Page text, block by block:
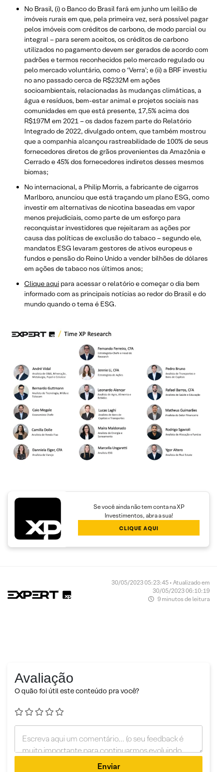
No Brasil, (i) o Banco do Brasil fará em junho um leilão de
imóveis rurais em que, pela primeira vez, será possível pagar
pelos imóveis com créditos de carbono, de modo parcial ou
integral – para serem aceitos, os créditos de carbono
utilizados no pagamento devem ser gerados de acordo com
padrões e termos reconhecidos pelo mercado regulado ou
pelo mercado voluntário, como o ‘Verra’; e (ii) a BRF investiu
no ano passado cerca de R$232M em ações
socioambientais, relacionadas às mudanças climáticas, a
água e resíduos, bem-estar animal e projetos sociais nas
comunidades em que está presente, 17,5% acima dos
R$197M em 2021 – os dados fazem parte do Relatório
Integrado de 2022, divulgado ontem, que também mostrou
que a companhia alcançou rastreabilidade de 100% de seus
fornecedores diretos de grãos provenientes da Amazônia e
Cerrado e 45% dos fornecedores indiretos desses mesmos
biomas;
No internacional, a Philip Morris, a fabricante de cigarros
Marlboro, anunciou que está traçando um plano ESG, como
investir em alternativas de nicotina baseadas em vapor
menos prejudiciais, como parte de um esforço para
reconquistar investidores que rejeitaram as ações por
causa das políticas de exclusão do tabaco – segundo ele,
mandatos ESG levaram gestores de ativos europeus e
fundos e pensão do Reino Unido a vender bilhões de dólares
em ações de tabaco nos últimos anos;
Clique aqui para acessar o relatório e começar o dia bem
informado com as principais notícias ao redor do Brasil e do
mundo quando o tema é ESG.
Se você ainda não tem conta na XP
Investimentos, abra a sua!
CLIQUE AQUI
30/05/2023 05:23:45 • Atualizado em
30/05/2023 06:10:19
9 minutos de leitura
Avaliação
O quão foi útil este conteúdo pra você?
Enviar